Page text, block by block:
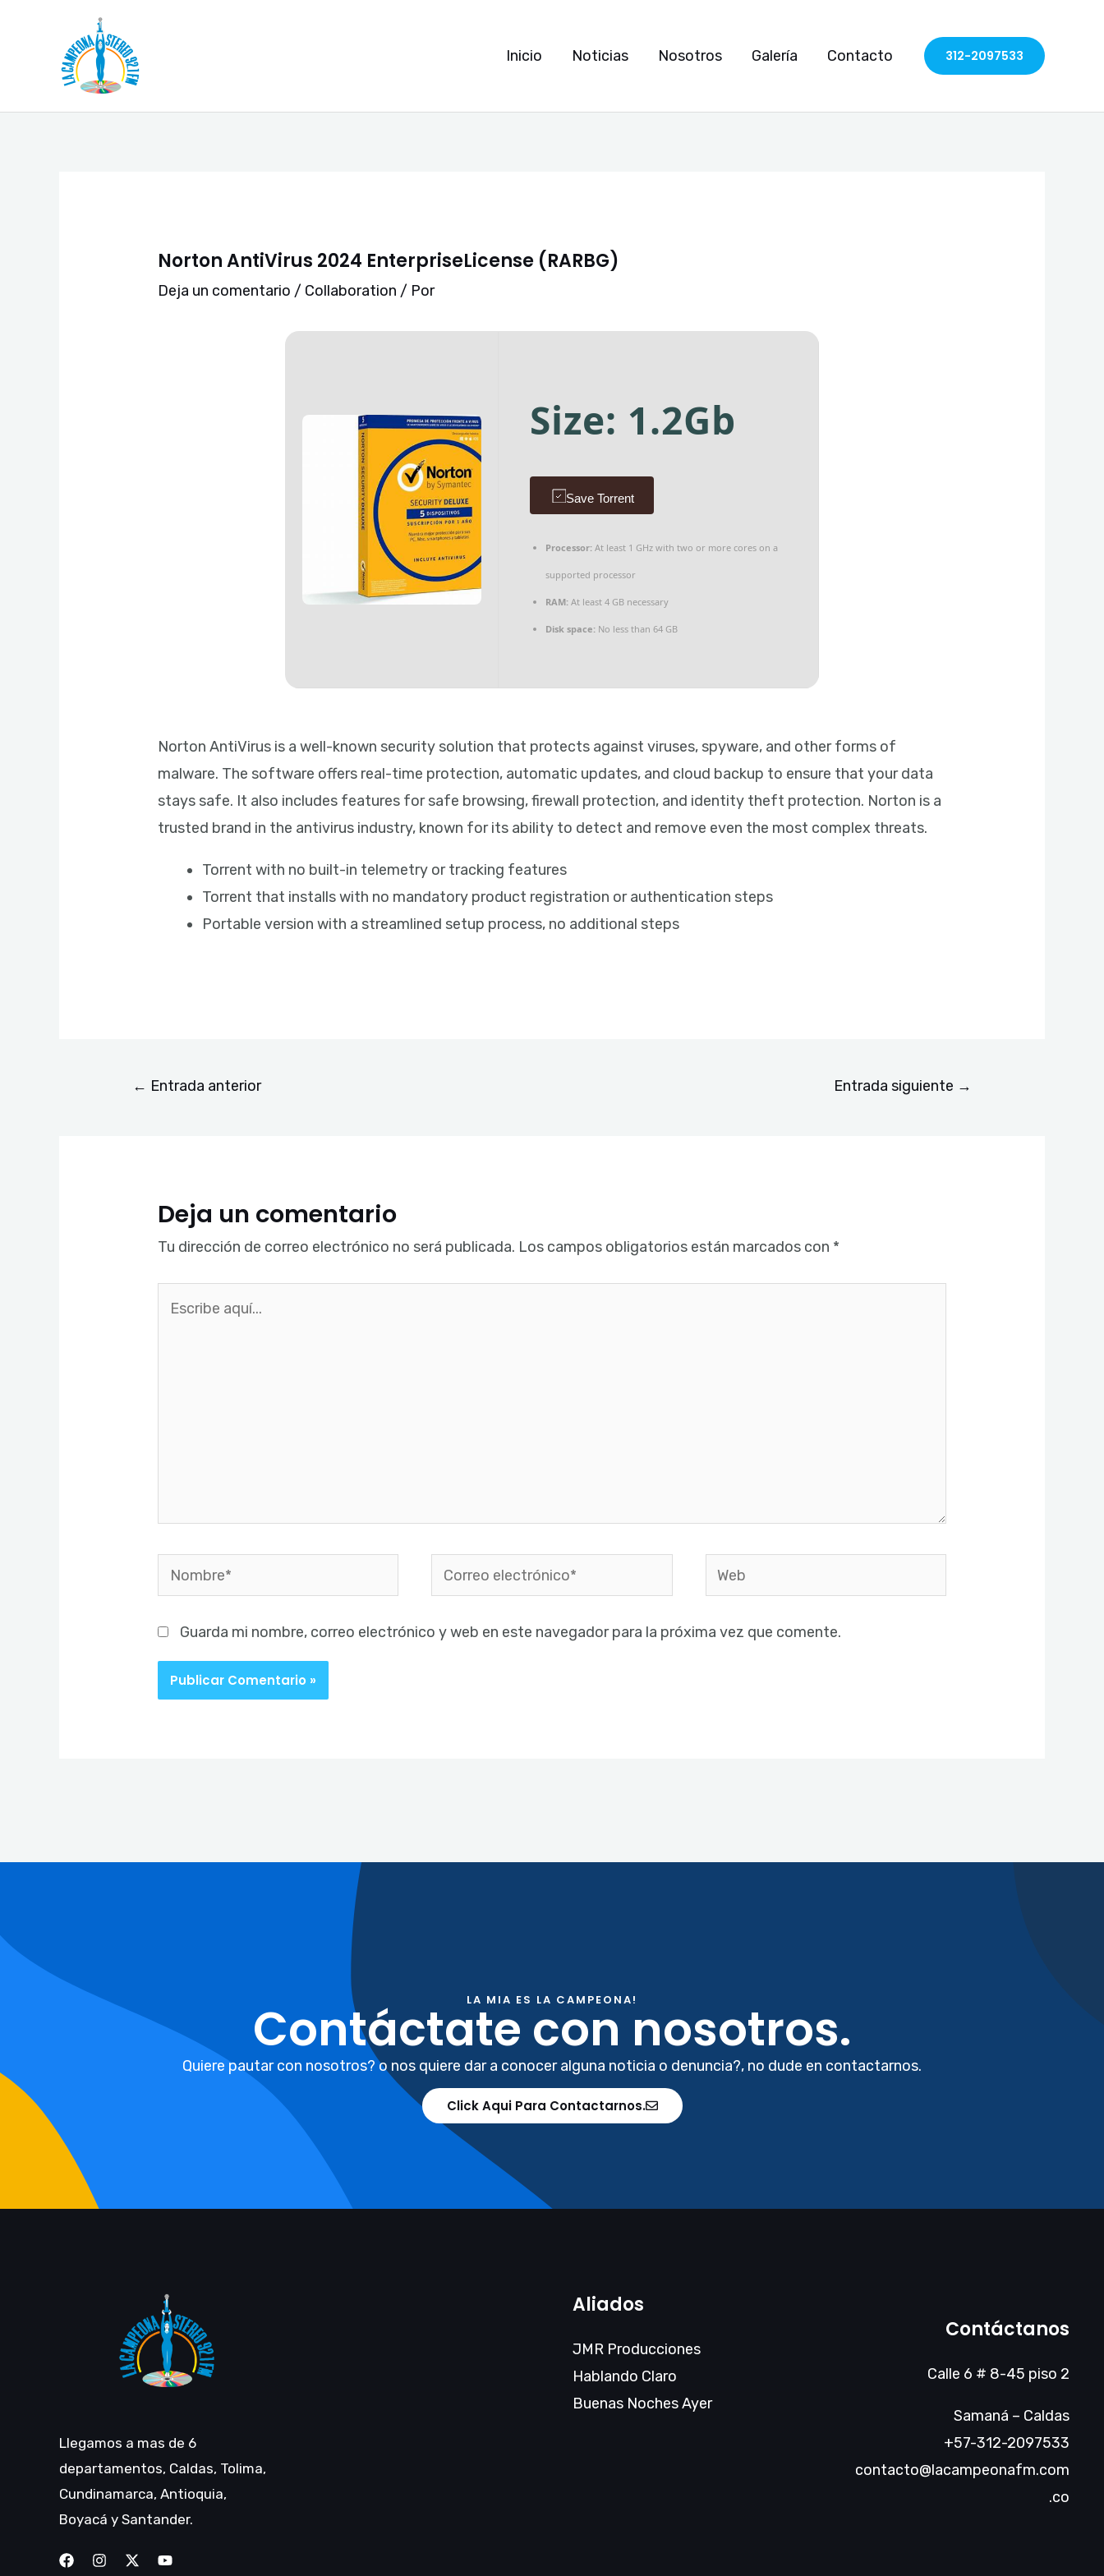
contenido
Inicio Noticias Nosotros Galería Contacto 312-2097533
Norton AntiVirus 2024 EnterpriseLicense (RARBG)
Deja un comentario / Collaboration / Por
Size: 1.2Gb
Save Torrent
Processor: At least 1 GHz with two or more cores on a
supported processor
RAM: At least 4 GB necessary
Disk space: No less than 64 GB
Norton AntiVirus is a well-known security solution that protects against viruses, spyware, and other forms of
malware. The software offers real-time protection, automatic updates, and cloud backup to ensure that your data
stays safe. It also includes features for safe browsing, firewall protection, and identity theft protection. Norton is a
trusted brand in the antivirus industry, known for its ability to detect and remove even the most complex threats.
Torrent with no built-in telemetry or tracking features
Torrent that installs with no mandatory product registration or authentication steps
Portable version with a streamlined setup process, no additional steps
de
entradas
← Entrada anterior Entrada siguiente →
Deja un comentario
Tu dirección de correo electrónico no será publicada. Los campos obligatorios están marcados con *
Nombre*
Correo
electrónico*
Web
Guarda mi nombre, correo electrónico y web en este navegador para la próxima vez que comente.
LA MIA ES LA CAMPEONA!
Contáctate con nosotros.
Quiere pautar con nosotros? o nos quiere dar a conocer alguna noticia o denuncia?, no dude en contactarnos.
Click Aqui Para Contactarnos.
Llegamos a mas de 6
departamentos, Caldas, Tolima,
Cundinamarca, Antioquia,
Boyacá y Santander.
Aliados
JMR Producciones
Hablando Claro
Buenas Noches Ayer
Contáctanos
Calle 6 # 8-45 piso 2
Samaná – Caldas
+57-312-2097533
contacto@lacampeonafm.com
.co